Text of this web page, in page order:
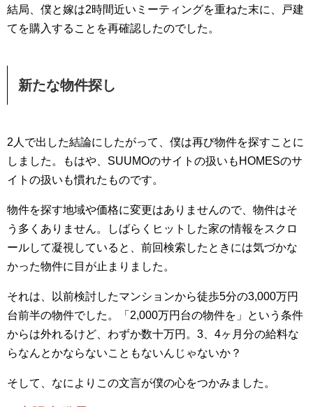
結局、僕と嫁は2時間近いミーティングを重ねた末に、戸建
てを購入することを再確認したのでした。
新たな物件探し
2人で出した結論にしたがって、僕は再び物件を探すことに
しました。もはや、SUUMOのサイトの扱いもHOMESのサ
イトの扱いも慣れたものです。
物件を探す地域や価格に変更はありませんので、物件はそ
う多くありません。しばらくヒットした家の情報をスクロ
ールして凝視していると、前回検索したときには気づかな
かった物件に目が止まりました。
それは、以前検討したマンションから徒歩5分の3,000万円
台前半の物件でした。「2,000万円台の物件を」という条件
からは外れるけど、わずか数十万円。3、4ヶ月分の給料な
らなんとかならないこともないんじゃないか？
そして、なによりこの文言が僕の心をつかみました。